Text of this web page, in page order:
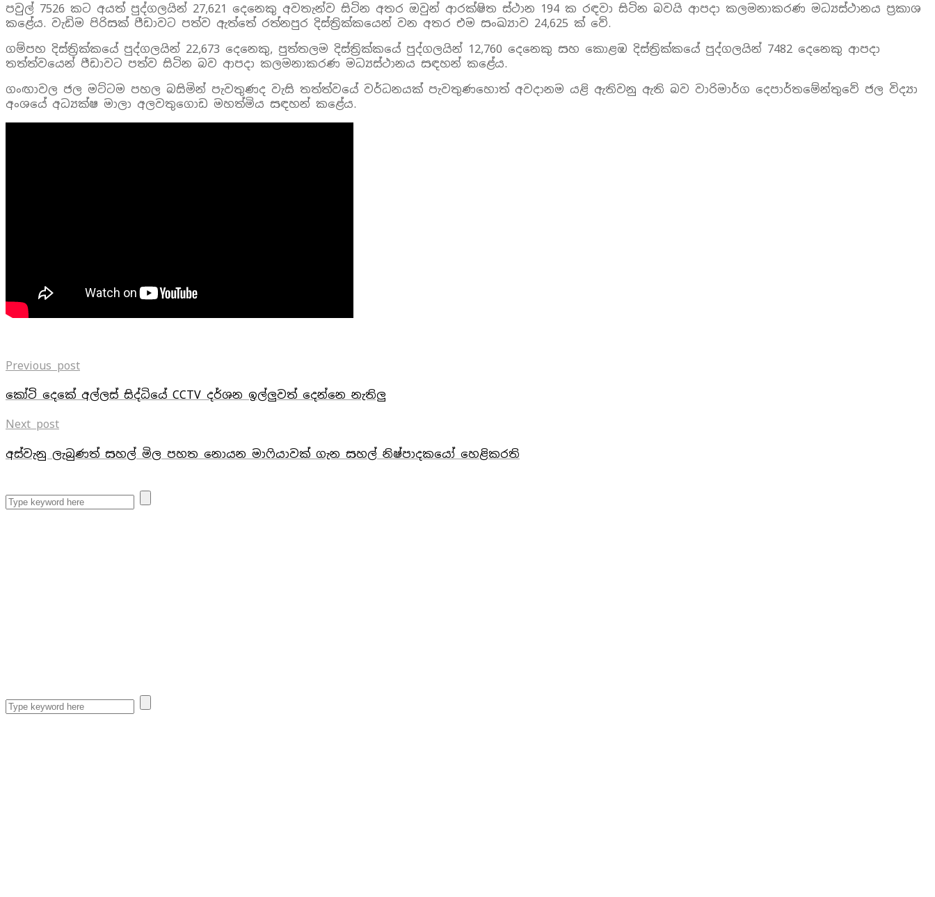
පවුල් 7526 කට අයත් පුද්ගලයින් 27,621 දෙනෙකු අවතැන්ව සිටින අතර ඔවුන් ආරක්ෂිත ස්ථාන 194 ක රඳවා සිටින බවයි ආපදා කලමනාකරණ මධ්‍යස්ථානය ප්‍රකාශ
කළේය. වැඩිම පිරිසක් පීඩාවට පත්ව ඇත්තේ රත්නපුර දිස්ත්‍රික්කයෙන් වන අතර එම සංඛ්‍යාව 24,625 ක් වේ.
ගම්පහ දිස්ත්‍රික්කයේ පුද්ගලයින් 22,673 දෙනෙකු, පුත්තලම දිස්ත්‍රික්කයේ පුද්ගලයින් 12,760 දෙනෙකු සහ කොළඹ දිස්ත්‍රික්කයේ පුද්ගලයින් 7482 දෙනෙකු ආපදා
තත්ත්වයෙන් පීඩාවට පත්ව සිටින බව ආපදා කලමනාකරණ මධ්‍යස්ථානය සඳහන් කළේය.
ගංඟාවල ජල මට්ටම පහල බසිමින් පැවතුණද වැසි තත්ත්වයේ වර්ධනයක් පැවතුණහොත් අවදානම යළි ඇතිවනු ඇති බව වාරිමාර්ග දෙපාර්තමේන්තුවේ ජල විද්‍යා
අංශයේ අධ්‍යක්ෂ මාලා අලවතුගොඩ මහත්මිය සඳහන් කළේය.
Previous post
කෝටි දෙකේ අල්ලස් සිද්ධියේ CCTV දර්ශන ඉල්ලුවත් දෙන්නෙ නැතිලු
Next post
අස්වැනු ලැබුණත් සහල් මිල පහත නොයන මාෆියාවක් ගැන සහල් නිෂ්පාදකයෝ හෙළිකරති